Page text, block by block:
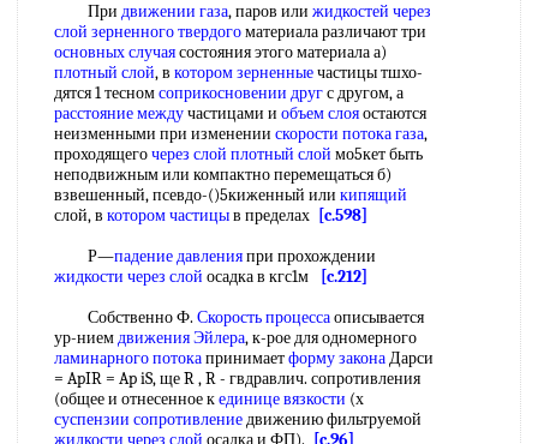
При движении газа, паров или жидкостей через
слой зерненного твердогоматериала различают три
основных случаясостояния этого материала а)
плотный слой, в котором зерненныечастицы тшхо-
дятся 1 тесномсоприкосновении другс другом, а
расстояние междучастицами и объем слояостаются
неизменными при изменении скорости потока газа,
проходящегочерез слой плотный слой мо5кет быть
неподвижным или компактно перемещаться б)
взвешенный, псевдо-()5киженный или кипящий
слой, в котором частицыв пределах [c.598]
Р—падение давленияпри прохождении
жидкости через слой осадка в кгс1м
[c.212]
Собственно Ф. Скорость процессаописывается
ур-ниемдвижения Эйлера, к-рое для одномерного
ламинарного потокапринимаетформу законаДарси
= ApIR = Ap iS, ще R , R - гвдравлич. сопротивления
(общее и отнесенное кединице вязкости (х
суспензии сопротивлениедвижению фильтруемой
жидкости через слой осадка и ФП).
[c.96]